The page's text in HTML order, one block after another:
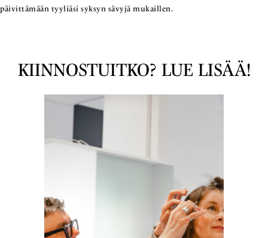
päivittämään tyyliäsi syksyn sävyjä mukaillen.
KIINNOSTUITKO? LUE LISÄÄ!